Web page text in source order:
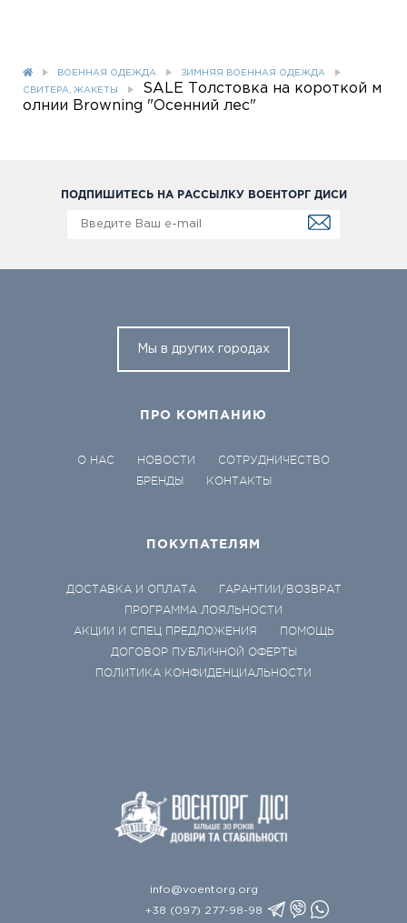
ВОЕННАЯ ОДЕЖДА ЗИМНЯЯ ВОЕННАЯ ОДЕЖДА
СВИТЕРА, ЖАКЕТЫ
SALE Толстовка на короткой м
олнии Browning "Осенний лес"
ПОДПИШИТЕСЬ НА РАССЫЛКУ ВОЕНТОРГ ДИСИ
Мы в других городах
ПРО КОМПАНИЮ
О НАС НОВОСТИ
СОТРУДНИЧЕСТВО
БРЕНДЫ
КОНТАКТЫ
ПОКУПАТЕЛЯМ
ДОСТАВКА И ОПЛАТА
ГАРАНТИИ/ВОЗВРАТ
ПРОГРАММА ЛОЯЛЬНОСТИ
АКЦИИ И СПЕЦ ПРЕДЛОЖЕНИЯ
ПОМОЩЬ
ДОГОВОР ПУБЛИЧНОЙ ОФЕРТЫ
ПОЛИТИКА КОНФИДЕНЦИАЛЬНОСТИ
info@voentorg.org
+38 (097) 277-98-98